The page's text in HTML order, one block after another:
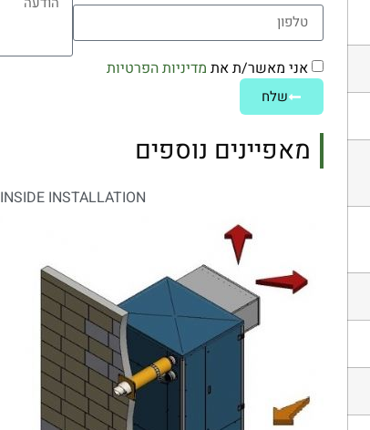
אני מאשר/ת את מדיניות הפרטיות
שלח
מאפיינים נוספים
INSIDE INSTALLATION​